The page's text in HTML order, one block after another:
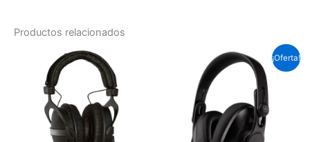
Productos relacionados
¡Oferta!
El
precio
original
Soles
S/.621.0.
El